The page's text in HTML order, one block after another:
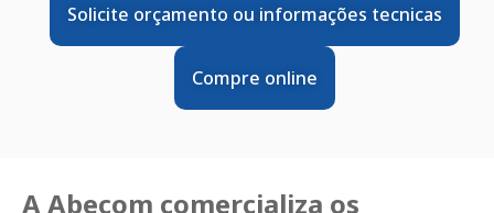
Solicite orçamento ou informações tecnicas
Compre online
A Abecom comercializa os